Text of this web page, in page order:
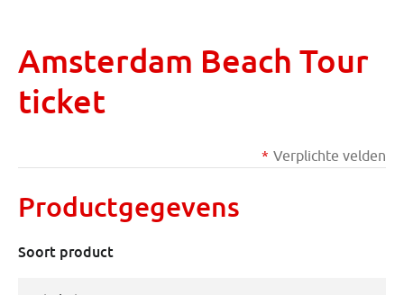
Amsterdam Beach Tour
ticket
Verplichte velden
Productgegevens
Soort product